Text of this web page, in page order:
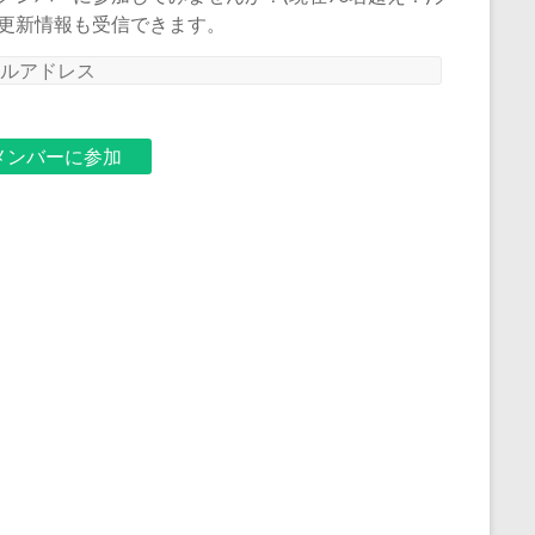
新情報も受信できます。